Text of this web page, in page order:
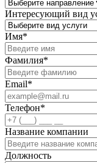
Интересующий вид
Имя*
Фамилия*
Email*
Телефон*
Название компании
Должность